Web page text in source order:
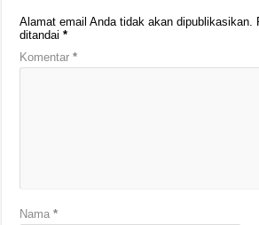
Alamat email Anda tidak akan dipublikasikan.
ditandai*
Komentar*
Nama*